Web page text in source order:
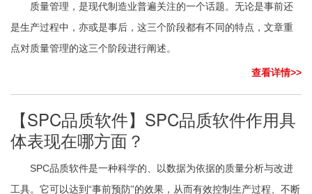
质量管理，是现代制造业普遍关注的一个话题。无论是事前还
是生产过程中，亦或是事后，这三个阶段都有不同的特点，文章重
点对质量管理的这三个阶段进行阐述。
查看详情>>
【SPC品质软件】SPC品质软件作用具
体表现在哪方面？
SPC品质软件是一种科学的、以数据为依据的质量分析与改进
工具。它可以达到“事前预防”的效果，从而有效控制生产过程、不断